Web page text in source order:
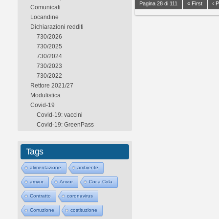
Comunicati
Locandine
Dichiarazioni redditi
730/2026
730/2025
730/2024
730/2023
730/2022
Rettore 2021/27
Modulistica
Covid-19
Covid-19: vaccini
Covid-19: GreenPass
Tags
alimentazione ambiente
amvur Anvur Coca Cola
Contratto coronavirus
Corruzione costituzione
Pagina 28 di 111 « First ‹